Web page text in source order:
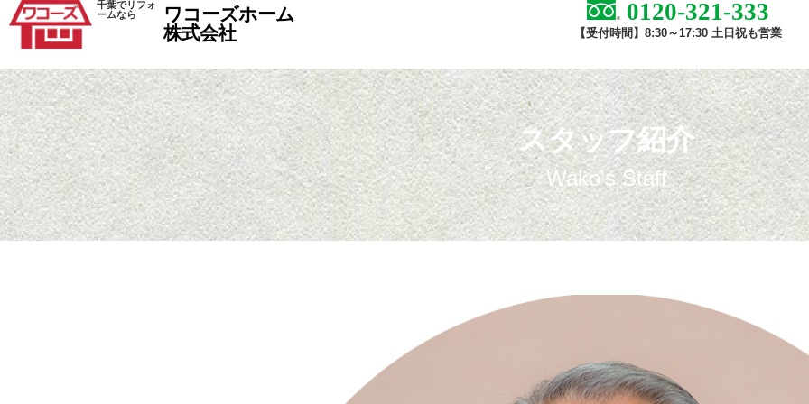
千葉でリフォ
ームなら
ワコーズホーム
株式会社
0120-321-333
【受付時間】8:30～17:30 土日祝も営業
スタッフ紹介
Wako's Staff